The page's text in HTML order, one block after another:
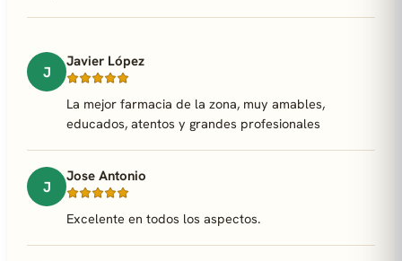
J
Javier López
La mejor farmacia de la zona, muy amables,
educados, atentos y grandes profesionales
J
Jose Antonio
Excelente en todos los aspectos.